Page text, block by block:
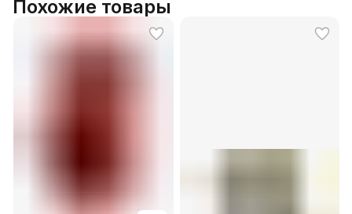
Похожие товары